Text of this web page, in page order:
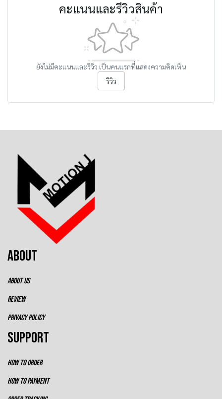
คะแนนและรีวิวสินค้า
ยังไม่มีคะแนนและรีวิว เป็นคนแรกที่แสดงความคิดเห็น
รีวิว
ABOUT
ABOUT US
REVIEW
PRIVACY POLICY
SUPPORT
HOW TO ORDER
HOW TO PAYMENT